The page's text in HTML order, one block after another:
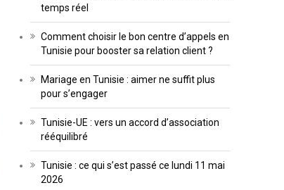
temps réel
Comment choisir le bon centre d’appels en
Tunisie pour booster sa relation client ?
Mariage en Tunisie : aimer ne suffit plus
pour s’engager
Tunisie-UE : vers un accord d’association
rééquilibré
Tunisie : ce qui s’est passé ce lundi 11 mai
2026